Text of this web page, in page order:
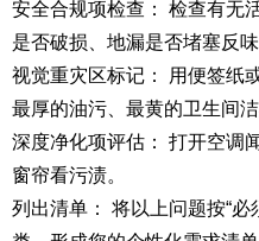
安全合规项检查： 检查有无
是否破损、地漏是否堵塞反味
视觉重灾区标记： 用便签纸
最厚的油污、最黄的卫生间
深度净化项评估： 打开空调
窗帘看污渍。
列出清单： 将以上问题按“必